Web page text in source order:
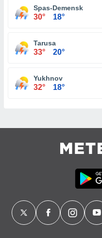
Spas-Demensk
30° 18°
Tarusa
33° 20°
Yukhnov
32° 18°